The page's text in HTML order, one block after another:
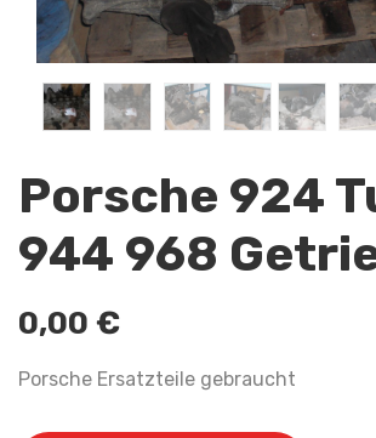
Porsche 924
944 968
0,00 €
Porsche Ersatzteile gebraucht